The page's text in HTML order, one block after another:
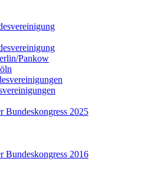
Pankow
Bundeskongress 2025
Bundeskongress 2016